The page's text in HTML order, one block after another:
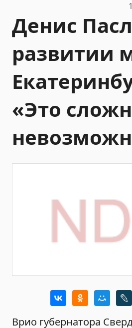
Денис
развитии
«Это
Врио губернатора